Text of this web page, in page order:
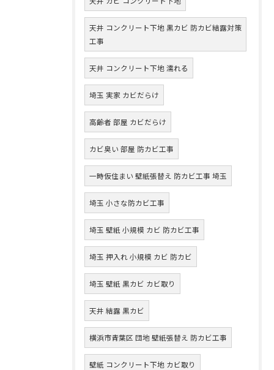
天井 コンクリート下地 黒カビ 防カビ結露対策
工事
天井 コンクリート下地 濡れる
埼玉 実家 カビだらけ
高齢者 部屋 カビだらけ
カビ臭い 部屋 防カビ工事
一時仮住まい 壁紙張替え 防カビ工事 埼玉
埼玉 小さな防カビ工事
埼玉 壁紙 小規模 カビ 防カビ工事
埼玉 押入れ 小規模 カビ 防カビ
埼玉 壁紙 黒カビ カビ取り
天井 結露 黒カビ
横浜市青葉区 団地 壁紙張替え 防カビ工事
壁紙 コンクリート下地 カビ取り